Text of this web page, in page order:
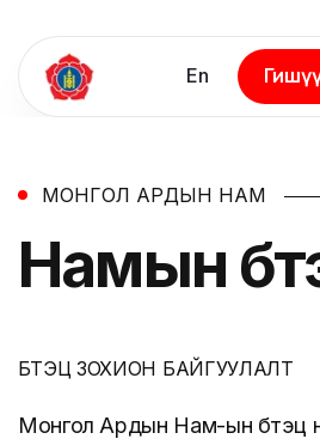
En
МОНГОЛ АРДЫН НАМ
Намын
БҮТЭЦ ЗОХИОН БАЙГУУЛАЛТ
Монгол Ардын Нам-ын бүтэц